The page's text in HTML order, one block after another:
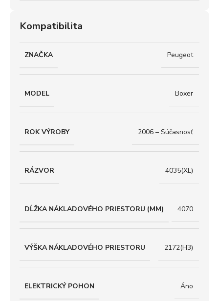
Kompatibilita
ZNAČKA Peugeot
MODEL Boxer
ROK VÝROBY 2006 – Súčasnosť
RÁZVOR 4035(XL)
DĹŽKA NÁKLADOVÉHO PRIESTORU (MM) 4070
VÝŠKA NÁKLADOVÉHO PRIESTORU 2172(H3)
ELEKTRICKÝ POHON Áno